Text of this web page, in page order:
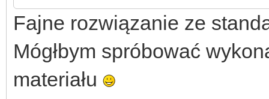
Fajne rozwiązanie ze
Mógłbym spróbować
materiału